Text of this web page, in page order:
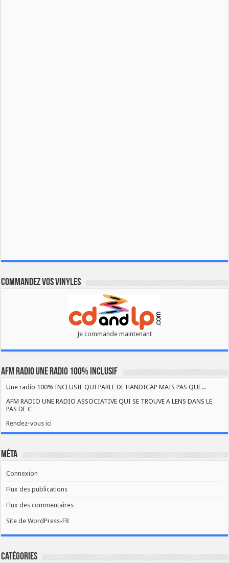
Commandez vos vinyles
Je commande maintenant
AFM RADIO UNE RADIO 100% INCLUSIF
Une radio 100% INCLUSIF QUI PARLE DE HANDICAP MAIS PAS QUE...
AFM RADIO UNE RADIO ASSOCIATIVE QUI SE TROUVE A LENS DANS LE
PAS DE C
Rendez-vous ici
Méta
Connexion
Flux des publications
Flux des commentaires
Site de WordPress-FR
Catégories